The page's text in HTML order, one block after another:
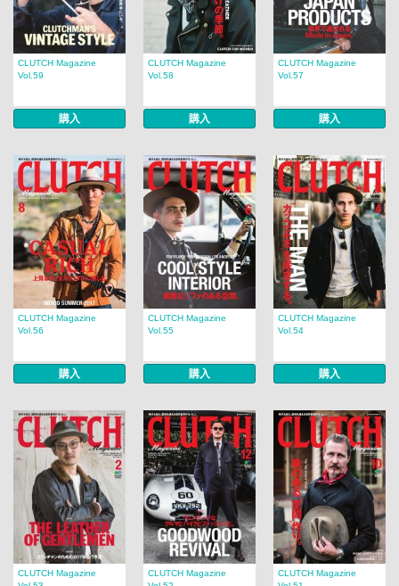
CLUTCH Magazine
Vol.59
購入
CLUTCH Magazine
Vol.58
購入
CLUTCH Magazine
Vol.57
購入
CLUTCH Magazine
Vol.56
購入
CLUTCH Magazine
Vol.55
購入
CLUTCH Magazine
Vol.54
購入
CLUTCH Magazine
CLUTCH Magazine
CLUTCH Magazine